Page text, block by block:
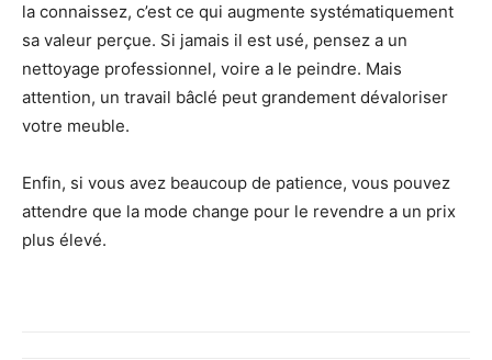
la connaissez, c’est ce qui augmente systématiquement
sa valeur perçue. Si jamais il est usé, pensez a un
nettoyage professionnel, voire a le peindre. Mais
attention, un travail bâclé peut grandement dévaloriser
votre meuble.
Enfin, si vous avez beaucoup de patience, vous pouvez
attendre que la mode change pour le revendre a un prix
plus élevé.